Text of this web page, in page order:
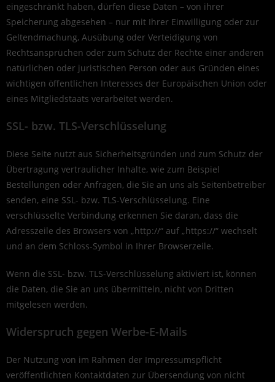
eingeschränkt haben, dürfen diese Daten – von ihrer
Speicherung abgesehen – nur mit Ihrer Einwilligung oder zur
Geltendmachung, Ausübung oder Verteidigung von
Rechtsansprüchen oder zum Schutz der Rechte einer anderen
natürlichen oder juristischen Person oder aus Gründen eines
wichtigen öffentlichen Interesses der Europäischen Union oder
eines Mitgliedstaats verarbeitet werden.
SSL- bzw. TLS-Verschlüsselung
Diese Seite nutzt aus Sicherheitsgründen und zum Schutz der
Übertragung vertraulicher Inhalte, wie zum Beispiel
Bestellungen oder Anfragen, die Sie an uns als Seitenbetreiber
senden, eine SSL- bzw. TLS-Verschlüsselung. Eine
verschlüsselte Verbindung erkennen Sie daran, dass die
Adresszeile des Browsers von „http://“ auf „https://“ wechselt
und an dem Schloss-Symbol in Ihrer Browserzeile.
Wenn die SSL- bzw. TLS-Verschlüsselung aktiviert ist, können
die Daten, die Sie an uns übermitteln, nicht von Dritten
mitgelesen werden.
Widerspruch gegen Werbe-E-Mails
Der Nutzung von im Rahmen der Impressumspflicht
veröffentlichten Kontaktdaten zur Übersendung von nicht